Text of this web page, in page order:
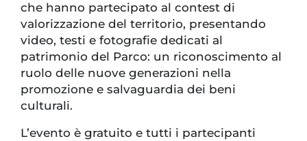
che hanno partecipato al contest di
valorizzazione del territorio, presentando
video, testi e fotografie dedicati al
patrimonio del Parco: un riconoscimento al
ruolo delle nuove generazioni nella
promozione e salvaguardia dei beni
culturali.
L’evento è gratuito e tutti i partecipanti